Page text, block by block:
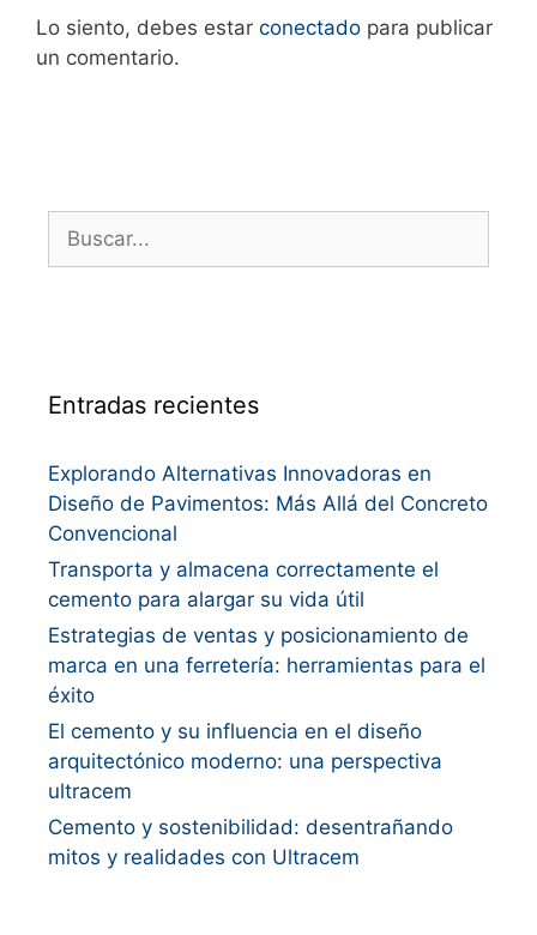
Lo siento, debes estar conectado para publicar
un comentario.
Entradas recientes
Explorando Alternativas Innovadoras en
Diseño de Pavimentos: Más Allá del Concreto
Convencional
Transporta y almacena correctamente el
cemento para alargar su vida útil
Estrategias de ventas y posicionamiento de
marca en una ferretería: herramientas para el
éxito
El cemento y su influencia en el diseño
arquitectónico moderno: una perspectiva
ultracem
Cemento y sostenibilidad: desentrañando
mitos y realidades con Ultracem